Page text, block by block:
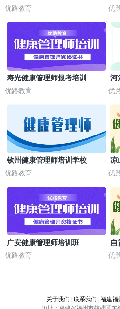
优路教育 优
寿光健康管理师报考培训
优路教育
河
优
钦州健康管理师培训学校
优路教育
凉
优
广安健康管理师培训班
优路教育
自
优
关于我们 联系我们
福建福